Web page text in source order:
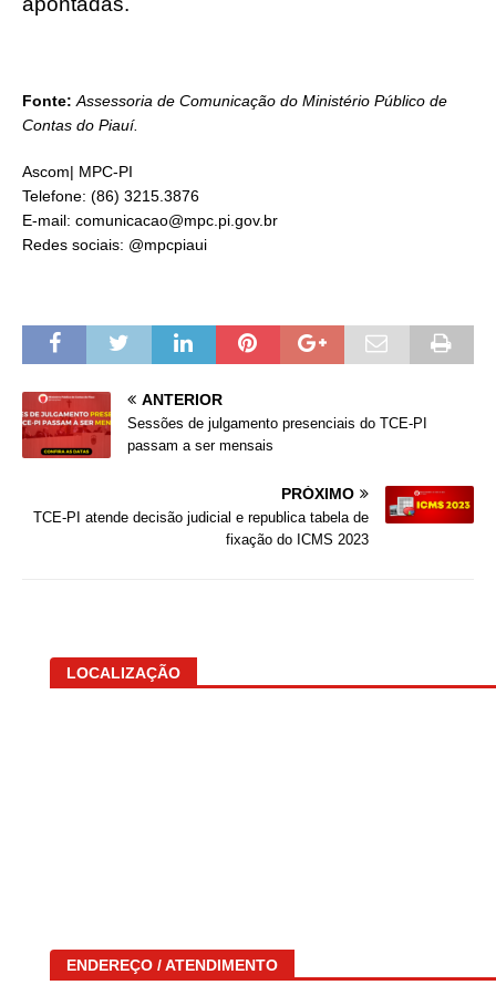
Fonte: Assessoria de Comunicação do Ministério Público de
Contas do Piauí.
Ascom| MPC-PI
Telefone: (86) 3215.3876
E-mail: comunicacao@mpc.pi.gov.br
Redes sociais: @mpcpiaui
ANTERIOR
Sessões de julgamento presenciais do TCE-PI
passam a ser mensais
PRÓXIMO
TCE-PI atende decisão judicial e republica tabela de
fixação do ICMS 2023
LOCALIZAÇÃO
ENDEREÇO / ATENDIMENTO